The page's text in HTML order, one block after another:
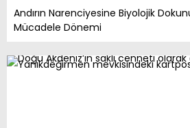
Andırın Narenciyesine Biyolojik
Mücadele Dönemi